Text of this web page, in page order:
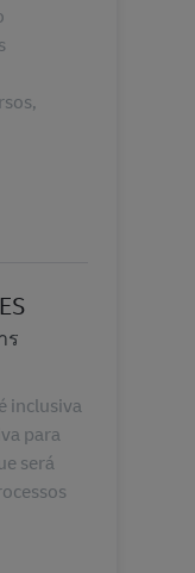
ร
inclusiva
para
será